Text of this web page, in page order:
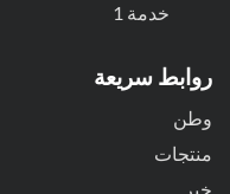
خدمة 1
روابط سريعة
وطن
منتجات
خبر